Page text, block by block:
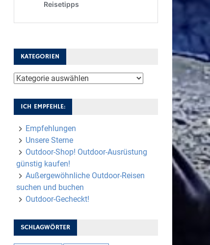
KATEGORIEN
Kategorien
ICH EMPFEHLE:
Empfehlungen
Unsere Sterne
Outdoor-Shop! Outdoor-Ausrüstung
günstig kaufen!
Außergewöhnliche Outdoor-Reisen
suchen und buchen
Outdoor-Gecheckt!
SCHLAGWÖRTER